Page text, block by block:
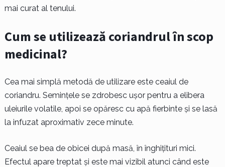
mai curat al tenului.
Cum se utilizează coriandrul în scop
medicinal?
Cea mai simplă metodă de utilizare este ceaiul de
coriandru. Semințele se zdrobesc ușor pentru a elibera
uleiurile volatile, apoi se opăresc cu apă fierbinte și se lasă
la infuzat aproximativ zece minute.
Ceaiul se bea de obicei după masă, în înghițituri mici.
Efectul apare treptat și este mai vizibil atunci când este